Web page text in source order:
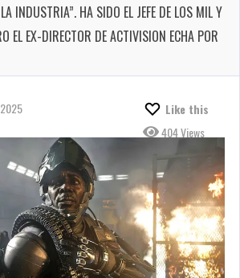
LA INDUSTRIA”. HA SIDO EL JEFE DE LOS MIL Y
EL EX-DIRECTOR DE ACTIVISION ECHA POR
Like this
404 Views